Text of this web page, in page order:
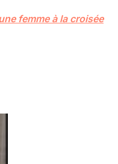
... Intérêts: les
un roman "théâtre
et la Thaïlande